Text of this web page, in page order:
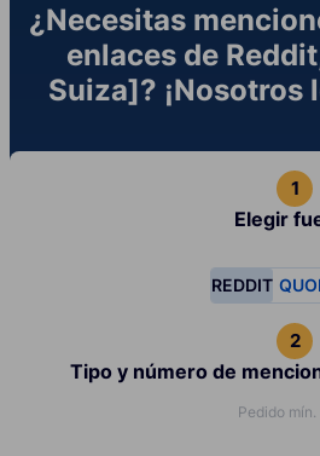
¿Necesitas
enlaces de
Suiza]? ¡Nosotros
Elegir
REDDIT
Tipo y número de
Pedido